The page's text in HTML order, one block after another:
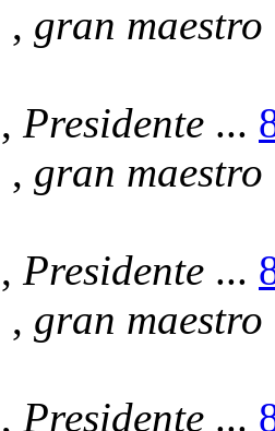
, gran
, Presidente ...
, gran
, Presidente ...
, gran
, Presidente ...